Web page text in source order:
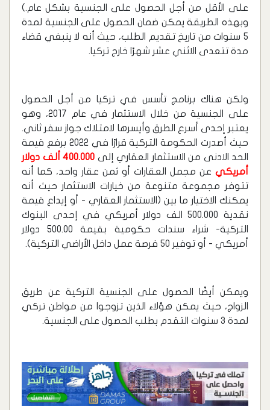
على الأقل من أجل الحصول على الجنسية بشكل عام.)
وبهذه الطريقة يمكن ضمان الحصول على الجنسية لمدة
5 سنوات من تاريخ تقديم الطلب، حيث أنه لا ينبغي قضاء
مدة تتعدى الاثني عشر شهرًا خارج تركيا.
ولكن هناك برنامج تأسس في تركيا من أجل الحصول
على الجنسية من خلال الاستثمار في عام 2017، وهو
يعتبر إحدى أسرع الطرق وأيسرها لامتلاك جواز سفر ثاني.
حيث أصدرت الحكومة التركية قرارًا في 2022 برفع قيمة
الحد الادنى من الاستثمار العقاري إلى
400.000 ألف دولار
أمريكي عن مجمل العقارات أو ثمن عقار واحد، كما أنه
تتوفر مجموعة متنوعة من خيارات الاستثمار حيث أنه
يمكنك الاختيار ما بين (الاستثمار العقاري - أو إيداع قيمة
نقدية 500.000 الف دولار أمريكي في إحدى البنوك
التركية- شراء سندات حكومية بقيمة 500.00 دولار
أمريكي - أو توفير 50 فرصة عمل داخل الأراضي التركية).
ويمكن أيضًا الحصول على الجنسية التركية عن طريق
الزواج، حيث يمكن هؤلاء الذين تزوجوا من مواطن تركي
لمدة 3 سنوات التقدم بطلب الحصول على الجنسية.